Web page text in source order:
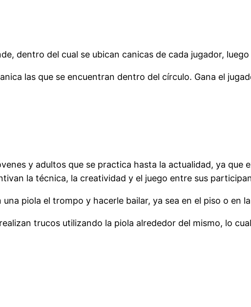
dentro del cual se ubican canicas de cada jugador,
las que se encuentran dentro del círculo. Gana el
y adultos que se practica hasta la actualidad, ya que
la técnica, la creatividad y el juego entre sus
piola el trompo y hacerle bailar, ya sea en el piso o en
trucos utilizando la piola alrededor del mismo, lo